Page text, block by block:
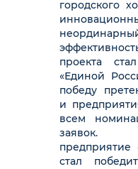
городского
проекта
«Единой
победу
и
всем
заявок.
предприятие
стал